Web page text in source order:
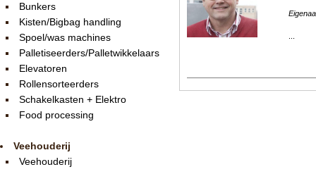
Bunkers
Kisten/Bigbag handling
Spoel/was machines
Palletiseerders/Palletwikkelaars
Elevatoren
Rollensorteerders
Schakelkasten + Elektro
Food processing
Veehouderij
Veehouderij